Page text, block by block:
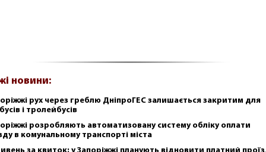
новини:
рух через греблю ДніпроГЕС залишається закритим для
і тролейбусів
розробляють автоматизовану систему обліку оплати
в комунальному транспорті міста